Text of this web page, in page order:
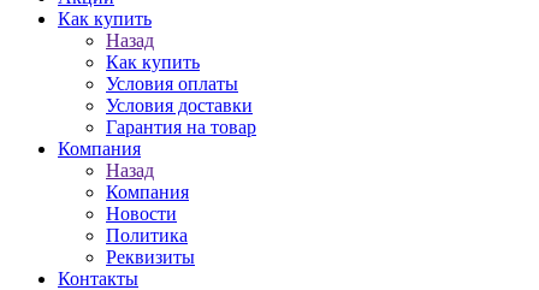
Как купить
Назад
Как купить
Условия оплаты
Условия доставки
Гарантия на товар
Компания
Назад
Компания
Новости
Политика
Реквизиты
Контакты